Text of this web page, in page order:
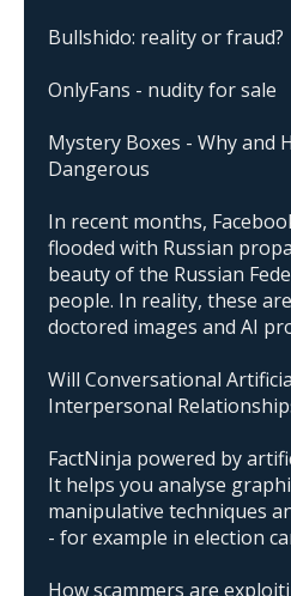
Bullshido: reality or fraud?
OnlyFans - nudity for sale
Mystery Boxes - Why and
Dangerous
In recent months,
flooded with Russian
beauty of the Russian
people. In reality, these
doctored images and AI
Will Conversational
Interpersonal
FactNinja powered by
It helps you analyse
manipulative techniques
- for example in election
How scammers are